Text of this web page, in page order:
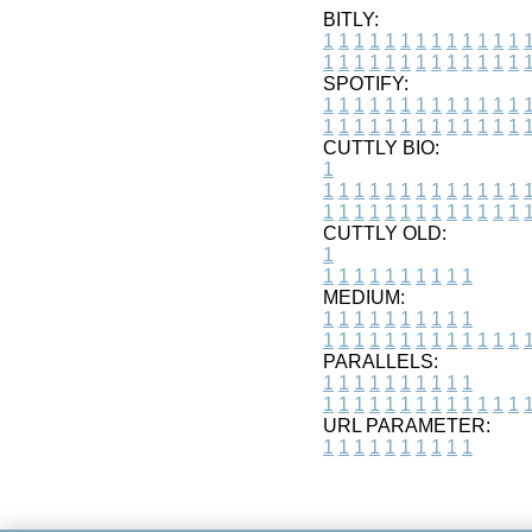
BITLY:
1 1 1 1 1 1 1 1 1 1 1 1 1 1
1 1 1 1 1 1 1 1 1 1 1 1 1 1
SPOTIFY:
1 1 1 1 1 1 1 1 1 1 1 1 1 1
1 1 1 1 1 1 1 1 1 1 1 1 1 1
CUTTLY BIO:
1
1 1 1 1 1 1 1 1 1 1 1 1 1 1
1 1 1 1 1 1 1 1 1 1 1 1 1 1
CUTTLY OLD:
1
1 1 1 1 1 1 1 1 1 1
MEDIUM:
1 1 1 1 1 1 1 1 1 1
1 1 1 1 1 1 1 1 1 1 1 1 1 1
PARALLELS:
1 1 1 1 1 1 1 1 1 1
1 1 1 1 1 1 1 1 1 1 1 1 1 1
URL PARAMETER:
1 1 1 1 1 1 1 1 1 1